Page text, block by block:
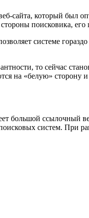
сайта, который был
поисковика,
системе
то сейчас
на «белую» сторону
большой ссылочный
систем.